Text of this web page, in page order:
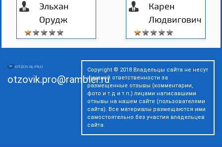
Эльхан
Орудж
Карен
Людвигович
otzovik.pro@rambler.ru
Copyright © 2018 Владельцы сайта не несут
никакой ответственности за
размещенные отзывы (комментарии,
фото и т.д и т.п.) лицами написавшими
отзывы на нашем сайте (пользователями
сайта). Все материалы размещаются ими
самостоятельно без участия владельцев
сайта.